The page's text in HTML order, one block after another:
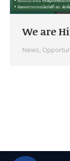
We are
News,